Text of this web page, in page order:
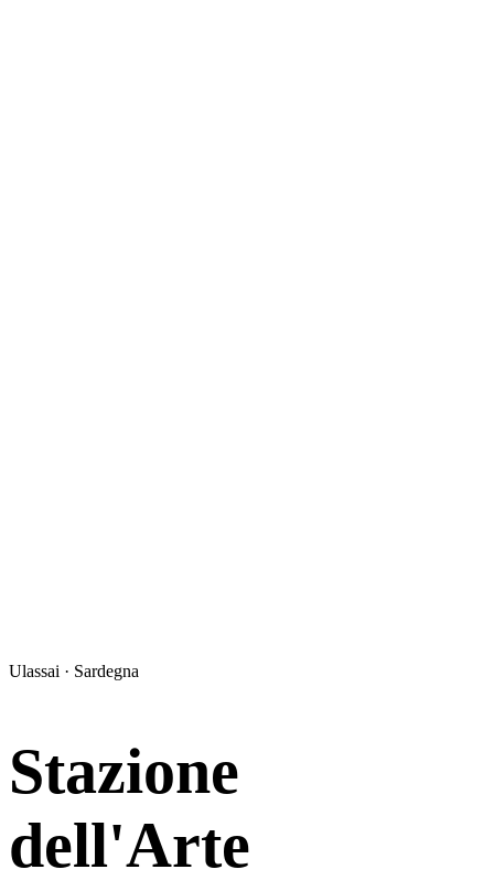
Ulassai · Sardegna
Stazione
dell'Arte